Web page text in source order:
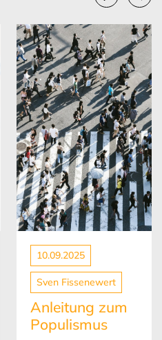
10.09.2025
Lena Brandes
Geschichten
der